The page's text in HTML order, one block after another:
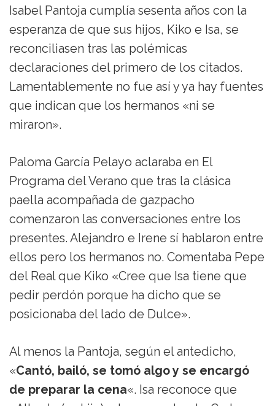
Isabel Pantoja cumplía sesenta años con la
esperanza de que sus hijos, Kiko e Isa, se
reconciliasen tras las polémicas
declaraciones del primero de los citados.
Lamentablemente no fue así y ya hay fuentes
que indican que los hermanos «ni se
miraron».
Paloma García Pelayo aclaraba en El
Programa del Verano que tras la clásica
paella acompañada de gazpacho
comenzaron las conversaciones entre los
presentes. Alejandro e Irene sí hablaron entre
ellos pero los hermanos no. Comentaba Pepe
del Real que Kiko «Cree que Isa tiene que
pedir perdón porque ha dicho que se
posicionaba del lado de Dulce».
Al menos la Pantoja, según el antedicho,
«Cantó, bailó, se tomó algo y se encargó
de preparar la cena«. Isa reconoce que